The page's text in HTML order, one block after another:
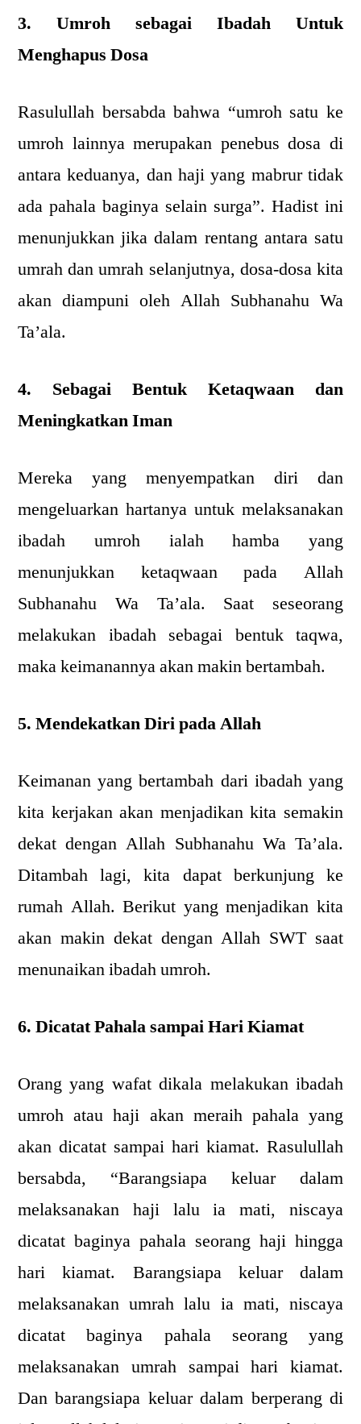
3. Umroh sebagai Ibadah Untuk
Menghapus Dosa
Rasulullah bersabda bahwa “umroh satu ke
umroh lainnya merupakan penebus dosa di
antara keduanya, dan haji yang mabrur tidak
ada pahala baginya selain surga”. Hadist ini
menunjukkan jika dalam rentang antara satu
umrah dan umrah selanjutnya, dosa-dosa kita
akan diampuni oleh Allah Subhanahu Wa
Ta’ala.
4. Sebagai Bentuk Ketaqwaan dan
Meningkatkan Iman
Mereka yang menyempatkan diri dan
mengeluarkan hartanya untuk melaksanakan
ibadah umroh ialah hamba yang
menunjukkan ketaqwaan pada Allah
Subhanahu Wa Ta’ala. Saat seseorang
melakukan ibadah sebagai bentuk taqwa,
maka keimanannya akan makin bertambah.
5. Mendekatkan Diri pada Allah
Keimanan yang bertambah dari ibadah yang
kita kerjakan akan menjadikan kita semakin
dekat dengan Allah Subhanahu Wa Ta’ala.
Ditambah lagi, kita dapat berkunjung ke
rumah Allah. Berikut yang menjadikan kita
akan makin dekat dengan Allah SWT saat
menunaikan ibadah umroh.
6. Dicatat Pahala sampai Hari Kiamat
Orang yang wafat dikala melakukan ibadah
umroh atau haji akan meraih pahala yang
akan dicatat sampai hari kiamat. Rasulullah
bersabda, “Barangsiapa keluar dalam
melaksanakan haji lalu ia mati, niscaya
dicatat baginya pahala seorang haji hingga
hari kiamat. Barangsiapa keluar dalam
melaksanakan umrah lalu ia mati, niscaya
dicatat baginya pahala seorang yang
melaksanakan umrah sampai hari kiamat.
Dan barangsiapa keluar dalam berperang di